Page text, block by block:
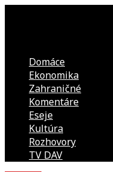
DAV
DVA
kultúrno-
Domáce
Ekonomika
Zahraničné
Komentáre
Eseje
Kultúra
Rozhovory
TV DAV